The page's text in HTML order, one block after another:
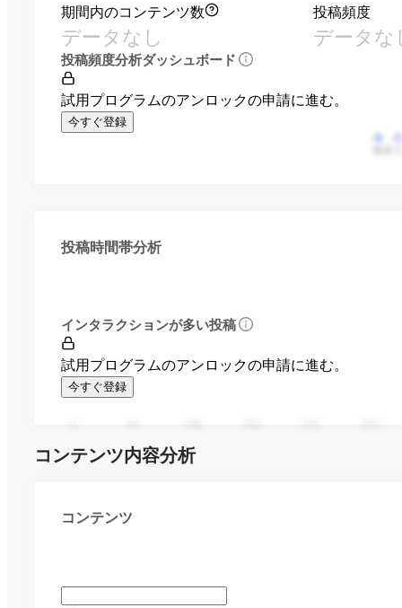
期間内のコンテンツ数
データなし
投稿頻度
データな
投稿頻度分析ダッシュボード
試用プログラムのアンロックの申請に進む。
今すぐ登録
投稿時間帯分析
インタラクションが多い投稿
試用プログラムのアンロックの申請に進む。
今すぐ登録
コンテンツ内容分析
コンテンツ